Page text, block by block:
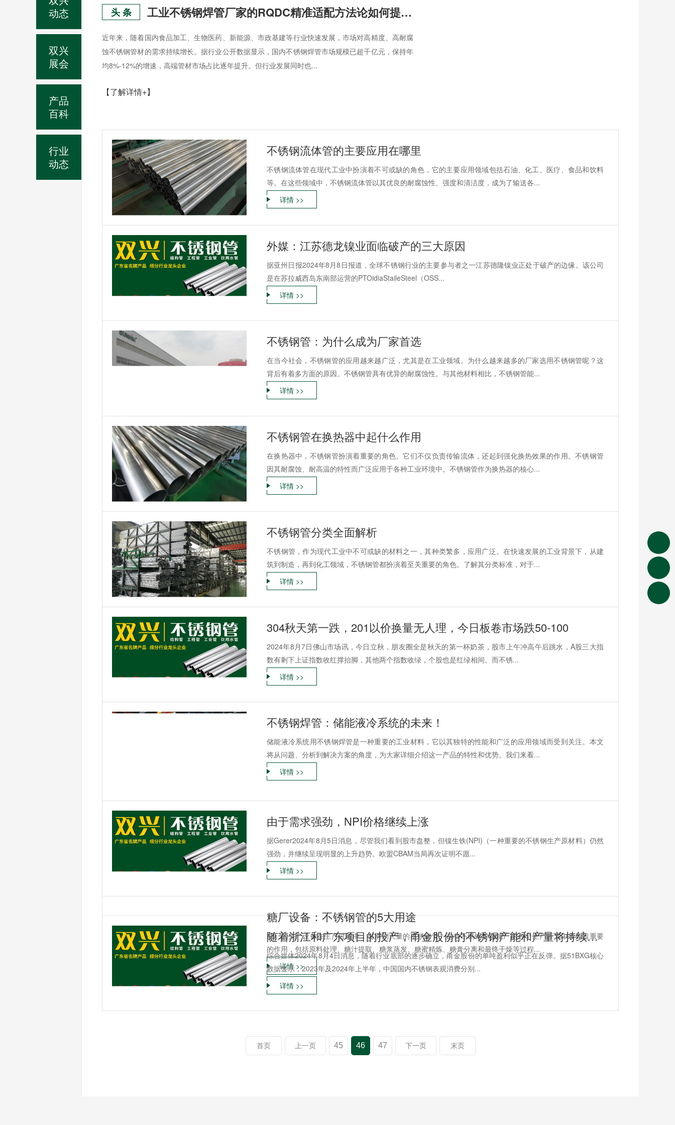
头 条 工业不锈钢焊管厂家的RQDC精准适配方法论如何提升客户价值？
近年来，随着国内食品加工、生物医药、新能源、市政基建等行业快速发展，市场对高精度、高耐腐
蚀不锈钢管材的需求持续增长。据行业公开数据显示，国内不锈钢焊管市场规模已超千亿元，保持年
均8%-12%的增速，高端管材市场占比逐年提升。但行业发展同时也...
【了解详情+】
不锈钢流体管的主要应用在哪里
不锈钢流体管在现代工业中扮演着不可或缺的角色，它的主要应用领域包括石油、化工、医疗、食品和饮料
等。在这些领域中，不锈钢流体管以其优良的耐腐蚀性、强度和清洁度，成为了输送各...
详情 >>
外媒：江苏德龙镍业面临破产的三大原因
据亚州日报2024年8月8日报道，全球不锈钢行业的主要参与者之一江苏德隆镍业正处于破产的边缘。该公司
是在苏拉威西岛东南部运营的PTOidiaStaileSteel（OSS...
详情 >>
不锈钢管：为什么成为厂家首选
在当今社会，不锈钢管的应用越来越广泛，尤其是在工业领域。为什么越来越多的厂家选用不锈钢管呢？这
背后有着多方面的原因。不锈钢管具有优异的耐腐蚀性。与其他材料相比，不锈钢管能...
详情 >>
不锈钢管在换热器中起什么作用
在换热器中，不锈钢管扮演着重要的角色。它们不仅负责传输流体，还起到强化换热效果的作用。不锈钢管
因其耐腐蚀、耐高温的特性而广泛应用于各种工业环境中。不锈钢管作为换热器的核心...
详情 >>
不锈钢管分类全面解析
不锈钢管，作为现代工业中不可或缺的材料之一，其种类繁多，应用广泛。在快速发展的工业背景下，从建
筑到制造，再到化工领域，不锈钢管都扮演着至关重要的角色。了解其分类标准，对于...
详情 >>
304秋天第一跌，201以价换量无人理，今日板卷市场跌50-100
2024年8月7日佛山市场讯，今日立秋，朋友圈全是秋天的第一杯奶茶，股市上午冲高午后跳水，A股三大指
数有剩下上证指数收红撑抬脚，其他两个指数收绿，个股也是红绿相间。而不锈...
详情 >>
不锈钢焊管：储能液冷系统的未来！
储能液冷系统用不锈钢焊管是一种重要的工业材料，它以其独特的性能和广泛的应用领域而受到关注。本文
将从问题、分析到解决方案的角度，为大家详细介绍这一产品的特性和优势。我们来看...
详情 >>
由于需求强劲，NPI价格继续上涨
据Gerer2024年8月5日消息，尽管我们看到股市盘整，但镍生铁(NPI)（一种重要的不锈钢生产原材料）仍然
强劲，并继续呈现明显的上升趋势。欧盟CBAM当局再次证明不愿...
详情 >>
糖厂设备：不锈钢管的5大用途
糖厂的生产设备在生产过程中，会用到大量的不锈钢管。这些不锈钢管在糖厂的各个生产环节中发挥着重要
的作用，包括原料处理、糖汁提取、糖浆蒸发、糖蜜精炼、糖膏分离和最终干燥等过程...
详情 >>
随着浙江和广东项目的投产，甬金股份的不锈钢产能和产量将持续上升
综合媒体2024年8月4日消息，随着行业底部的逐步确立，甬金股份的单吨盈利似乎正在反弹。据51BXG核心
数据显示，2023年及2024年上半年，中国国内不锈钢表观消费分别...
详情 >>
首页 上一页 45 46 47 下一页 末页
动态
双兴
展会
产品
百科
行业
动态